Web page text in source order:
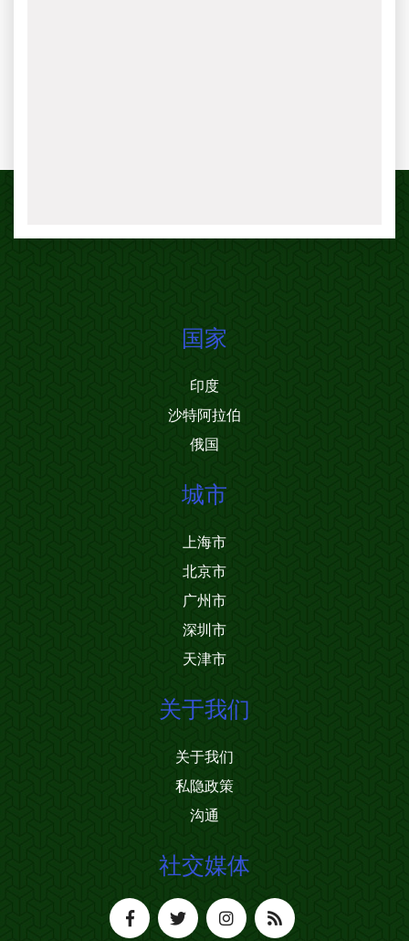
国家
印度
沙特阿拉伯
俄国
城市
上海市
北京市
广州市
深圳市
天津市
关于我们
关于我们
私隐政策
沟通
社交媒体